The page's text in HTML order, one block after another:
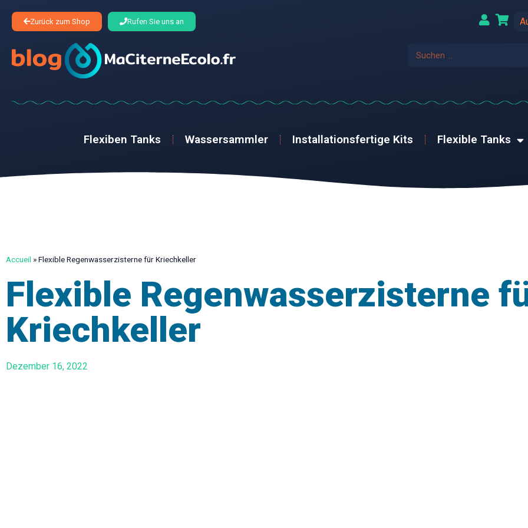
Zurück zum Shop Rufen Sie uns an
Flexiben Tanks Wassersammler Installationsfertige Kits Flexible Tanks
Accueil »Flexible Regenwasserzisterne für Kriechkeller
Flexible Regenwasserzisterne
Kriechkeller
Dezember 16, 2022